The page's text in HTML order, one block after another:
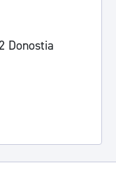
Donostia